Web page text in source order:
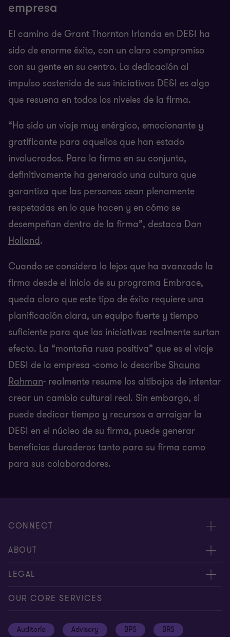
empresa
El camino de Grant Thornton Irlanda en DE&I ha
sido de enorme éxito, con un claro compromiso
con su gente en su centro. La dedicación al
impulso sostenido de sus iniciativas DE&I es algo
que resuena en todos los niveles de la firma.
“Ha sido un viaje muy enérgico, emocionante y
gratificante para aquellos que han estado
involucrados. Para la firma en su conjunto,
definitivamente ha generado una cultura que
garantiza que las personas sean plenamente
respetadas en lo que hacen y en cómo se
desempeñan dentro de la firma”, destaca Dan
Holland.
Cuando se considera lo lejos que ha avanzado la
firma desde el inicio de su programa Embrace,
queda claro que este tipo de éxito requiere una
planificación clara, un equipo fuerte y tiempo
suficiente para que las iniciativas realmente surtan
efecto. La “montaña rusa positiva” que es el viaje
DE&I de la empresa -como lo describe Shauna
Rahman- realmente resume los altibajos de intentar
crear un cambio cultural real. Sin embargo, si
puede dedicar tiempo y recursos a arraigar la
DE&I en el núcleo de su firma, puede generar
beneficios duraderos tanto para su firma como
para sus colaboradores.
CONNECT
Nuestra gente
Contáctenos
ABOUT
Acerca de nosotros
Síntesis informativa
LEGAL
Política de privacidad
OUR CORE SERVICES
Auditoría Advisory BPS BRS